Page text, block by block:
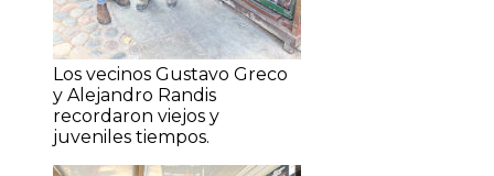
Los vecinos Gustavo Greco
y Alejandro Randis
recordaron viejos y
juveniles tiempos.